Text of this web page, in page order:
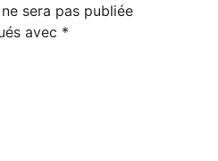
sera pas publiée
avec *